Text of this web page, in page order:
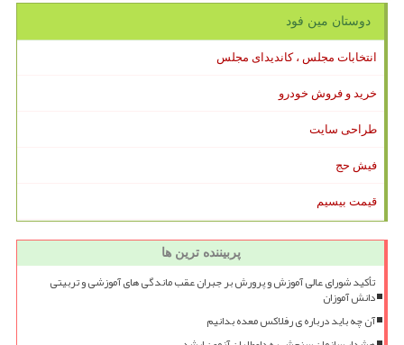
دوستان مین فود
انتخابات مجلس ، کاندیدای مجلس
خرید و فروش خودرو
طراحی سایت
فیش حج
قیمت بیسیم
پربیننده ترین ها
تأکید شورای عالی آموزش و پرورش بر جبران عقب ماندگی های آموزشی و تربیتی
دانش آموزان
آن چه باید درباره ی رفلاکس معده بدانیم